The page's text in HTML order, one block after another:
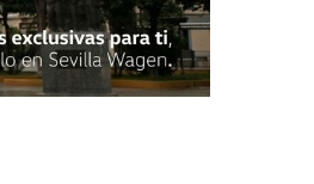
azar